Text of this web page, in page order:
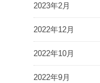
2023年2月
2022年12月
2022年10月
2022年9月